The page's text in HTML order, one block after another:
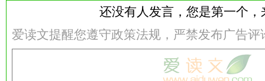
还没有人发言，您是第一个，
爱读文提醒您遵守政策法规，严禁发布广告评